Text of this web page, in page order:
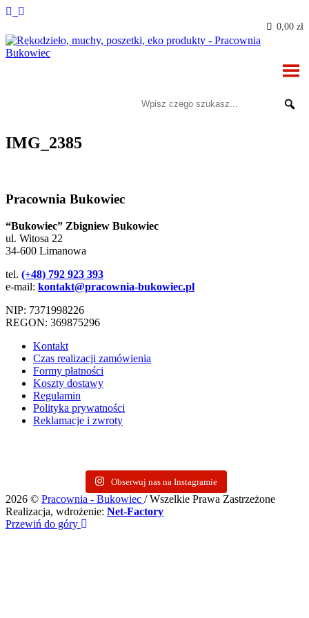
0,00 zł
IMG_2385
Pracownia Bukowiec
“Bukowiec” Zbigniew Bukowiec
ul. Witosa 22
34-600 Limanowa
tel. (+48) 792 923 393
e-mail: kontakt@pracownia-bukowiec.pl
NIP: 7371998226
REGON: 369875296
Kontakt
Czas realizacji zamówienia
Formy płatności
Koszty dostawy
Regulamin
Polityka prywatności
Reklamacje i zwroty
Obserwuj nas na Instagramie
2026 © Pracownia - Bukowiec / Wszelkie Prawa Zastrzeżone
Realizacja, wdrożenie: Net-Factory
Przewiń do góry